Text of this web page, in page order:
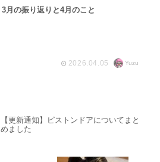
3月の振り返りと4月のこと
2026.04.05 Yuzu
【更新通知】ピストンドアについてまと
めました